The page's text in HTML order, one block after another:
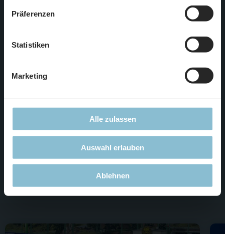
zustimmen, beschränken wir uns auf die technisch
notwendigen Cookies. Weitere Informationen finden Sie in
Präferenzen
Statistiken
Marketing
Alle zulassen
Auswahl erlauben
Ablehnen
Öffnungszeiten
Täglich von 10:00 bis 18:00 Uhr (letzter Einlass 17:00 Uhr)
Wir empfehlen das Hamburg Dungeon erst ab 10 Jahre.
Kinder unter 15 Jahre dürfen nur in Begleitung eines
Erwachsenen die Attraktion besuchen.
JetztonlineTickets reservieren.